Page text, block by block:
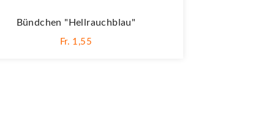
Bündchen "hellrauchblau"
Fr. 1,55